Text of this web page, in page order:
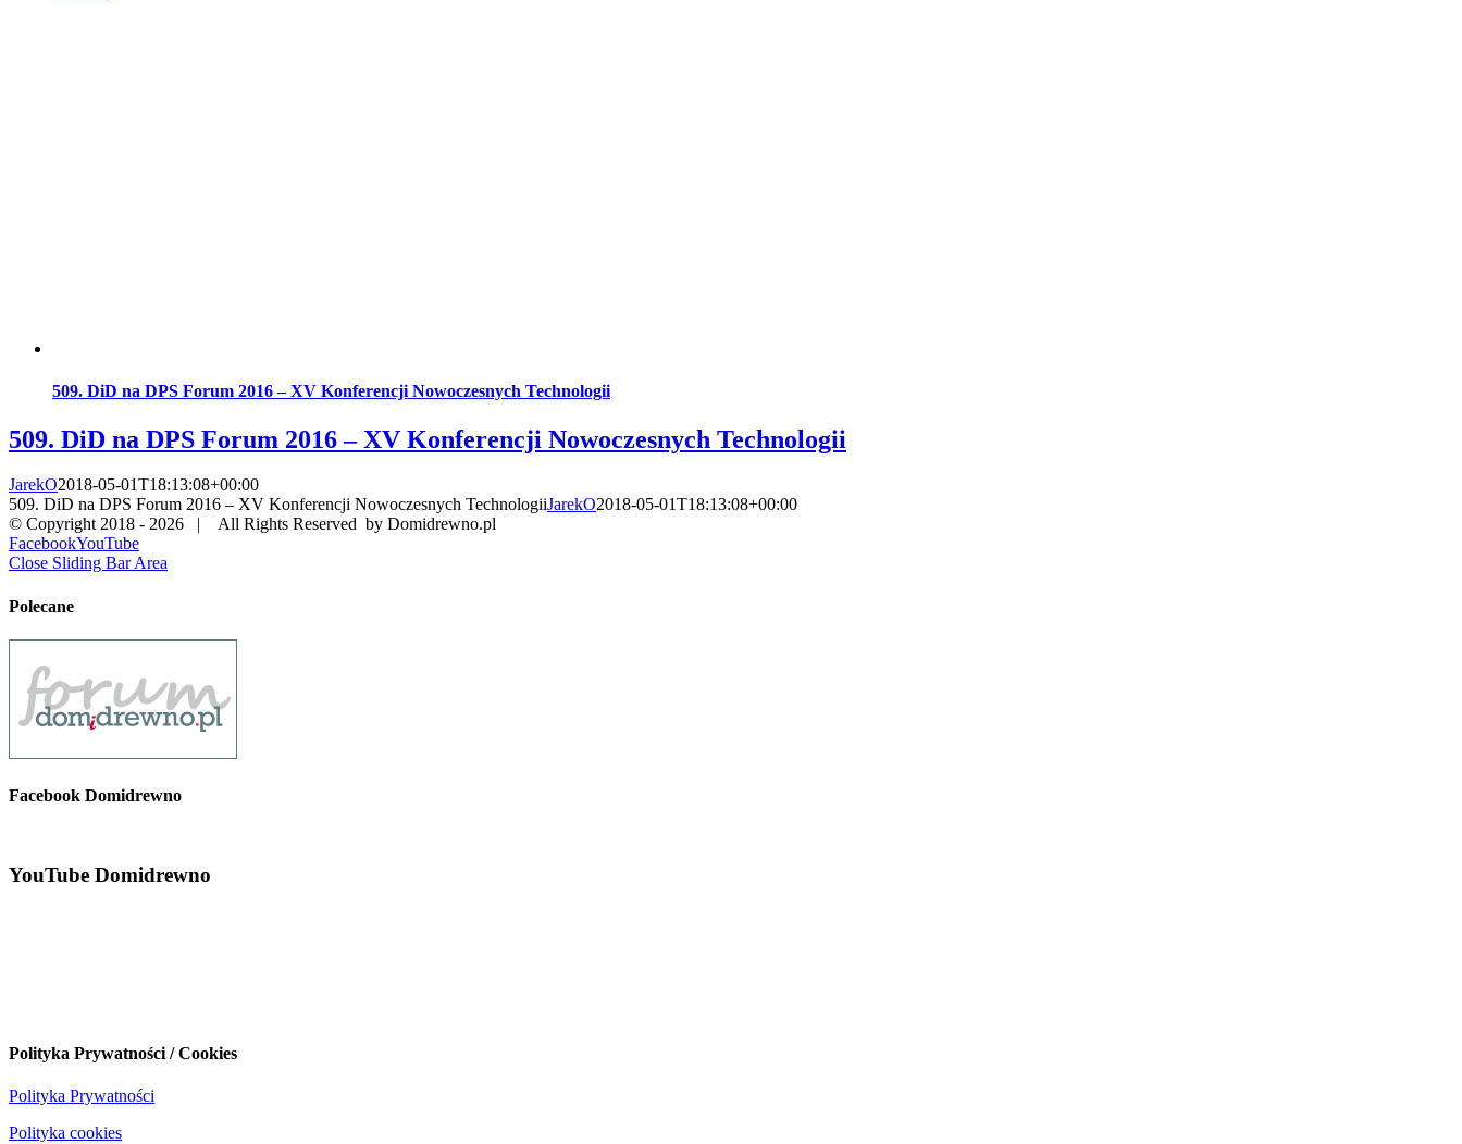
509. DiD na DPS Forum 2016 – XV Konferencji Nowoczesnych Technologii
509. DiD na DPS Forum 2016 – XV Konferencji Nowoczesnych Technologii
JarekO2018-05-01T18:13:08+00:00
509. DiD na DPS Forum 2016 – XV Konferencji Nowoczesnych TechnologiiJarekO2018-05-01T18:13:08+00:00
© Copyright 2018 - 2026 | All Rights Reserved by Domidrewno.pl
FacebookYouTube
Close Sliding Bar Area
Polecane
Facebook Domidrewno
YouTube Domidrewno
Polityka Prywatności / Cookies
Polityka Prywatności
Polityka cookies